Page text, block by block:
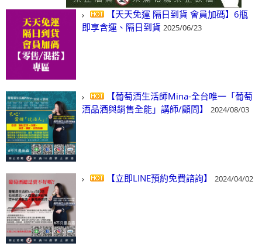
【天天免運 隔日到貨 會員加碼】6瓶
即享含運、隔日到貨 2025/06/23
【葡萄酒生活師Mina-全台唯一「葡萄
酒品酒與銷售全能」講師/顧問】
2024/08/03
【立即LINE預約免費諮詢】 2024/04/02